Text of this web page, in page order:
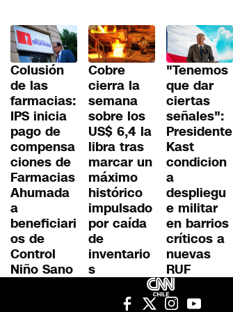
Colusión
de las
farmacias:
IPS inicia
pago de
compensa
ciones de
Farmacias
Ahumada
a
beneficiari
os de
Control
Niño Sano
Cobre
cierra la
semana
sobre los
US$ 6,4 la
libra tras
marcar un
máximo
histórico
impulsado
por caída
de
inventario
s
"Tenemos
que dar
ciertas
señales":
Presidente
Kast
condicion
a
despliegu
e militar
en barrios
críticos a
nuevas
RUF